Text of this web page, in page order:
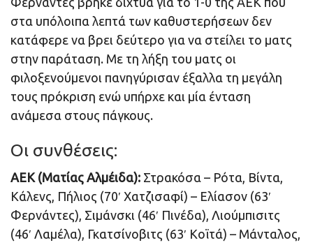
στα υπόλοιπα λεπτά των καθυστερήσεων δεν
κατάφερε να βρει δεύτερο για να στείλει το ματς
στην παράταση. Με τη λήξη του ματς οι
φιλοξενούμενοι πανηγύρισαν έξαλλα τη μεγάλη
τους πρόκριση ενώ υπήρχε και μία ένταση
ανάμεσα στους πάγκους.
Οι συνθέσεις:
ΑΕΚ (Ματίας Αλμέιδα): Στρακόσα – Ρότα, Βίντα,
Κάλενς, Πήλιος (70′ Χατζισαφί) – Ελίασον (63′
Φερνάντες), Σιμάνσκι (46′ Πινέδα), Λιούμπισιτς
(46′ Λαμέλα), Γκατσίνοβιτς (63′ Κοϊτά) – Μάνταλος,